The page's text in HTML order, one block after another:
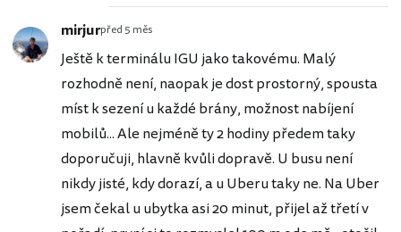
mirjurpřed 5 měs
Ještě k terminálu IGU jako takovému. Malý
rozhodně není, naopak je dost prostorný, spousta
míst k sezení u každé brány, možnost nabíjení
mobilů... Ale nejméně ty 2 hodiny předem taky
doporučuji, hlavně kvůli dopravě. U busu není
nikdy jisté, kdy dorazí, a u Uberu taky ne. Na Uber
jsem čekal u ubytka asi 20 minut, přijel až třetí v